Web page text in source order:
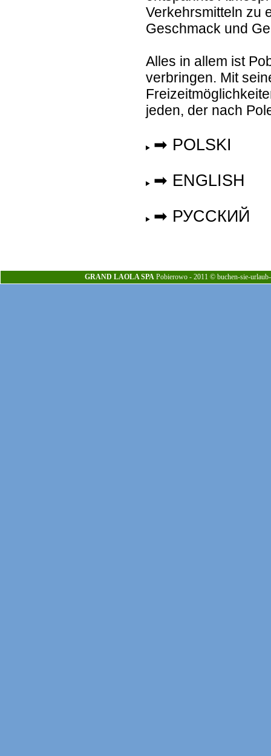
Verkehrsmitteln zu
Geschmack und
Alles in allem ist
verbringen. Mit
jeden, der nach
➡ POLSKI
➡ ENGLISH
➡ РУССКИЙ
GRAND LAOLA SPAPobierowo - 2011 © buchen-sie-